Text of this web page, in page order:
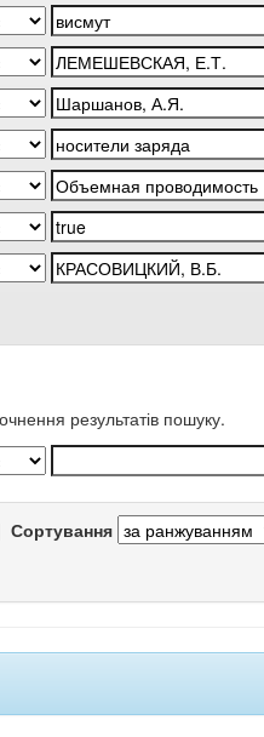
результатів пошуку.
Сортування